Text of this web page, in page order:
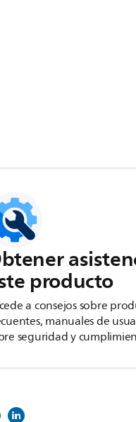
producto
a consejos sobre
manuales de
seguridad y